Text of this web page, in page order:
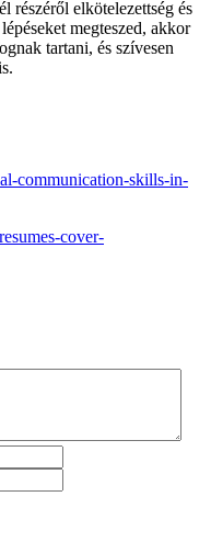
részéről elkötelezettség és
megteszed, akkor
tartani, és szívesen
communication-skills-in-
cover-